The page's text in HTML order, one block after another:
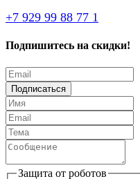
+7 929 99 88 77 1
Подпишитесь на скидки!
Подписаться
Защита от роботов